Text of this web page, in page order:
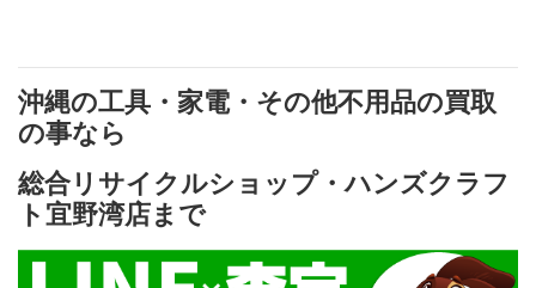
沖縄の工具・家電・その他不用品の買取
の事なら
総合リサイクルショップ・ハンズクラフ
ト宜野湾店まで